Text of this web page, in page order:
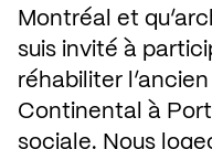
Montréal et
suis invité à
réhabiliter
Continental à
sociale. Nous